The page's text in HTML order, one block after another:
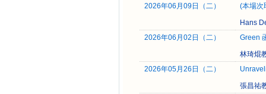
2026年06月09日（二）
(本場次
Hans
2026年06月02日（二）
Green
林琦焜
2026年05月26日（二）
張昌祐